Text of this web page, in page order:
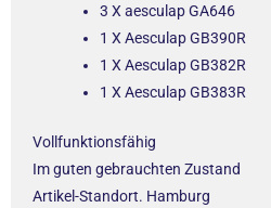
3 X aesculap GA646
1 X Aesculap GB390R
1 X Aesculap GB382R
1 X Aesculap GB383R
Vollfunktionsfähig
Im guten gebrauchten Zustand
Artikel-Standort. Hamburg